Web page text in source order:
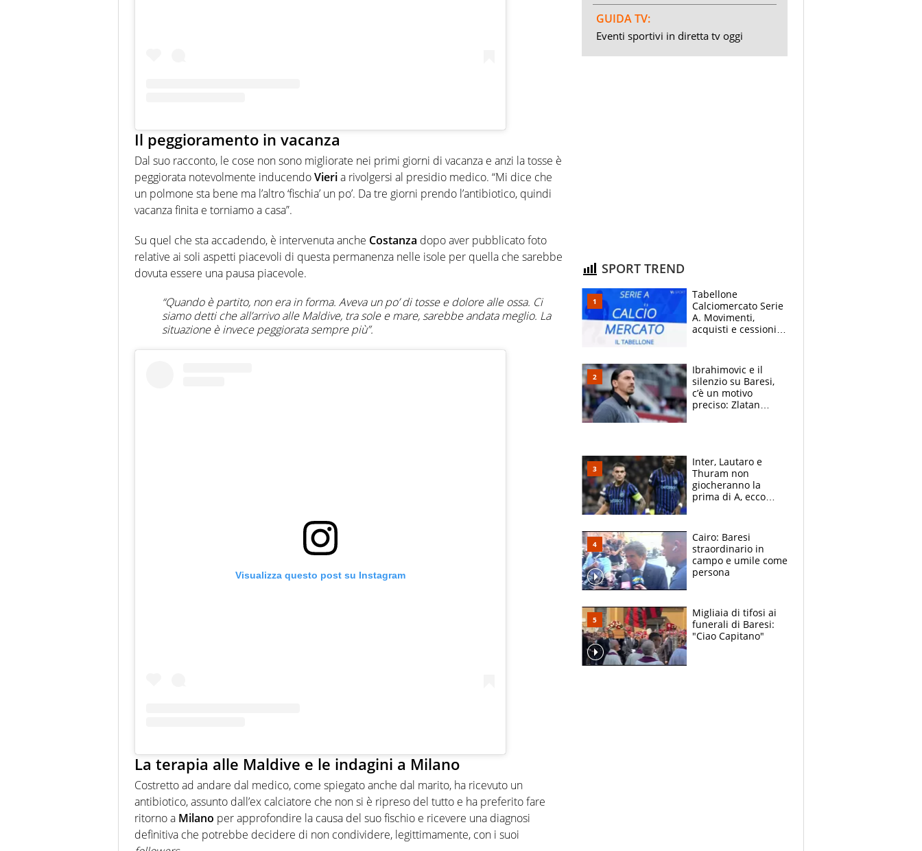
Il peggioramento in vacanza
Dal suo racconto, le cose non sono migliorate nei primi giorni di vacanza e anzi la tosse è
peggiorata notevolmente inducendoVieria rivolgersi al presidio medico. “Mi dice che
un polmone sta bene ma l’altro ‘fischia’ un po’. Da tre giorni prendo l’antibiotico, quindi
vacanza finita e torniamo a casa”.
Su quel che sta accadendo, è intervenuta anche Costanza dopo aver pubblicato foto
relative ai soli aspetti piacevoli di questa permanenza nelle isole per quella che sarebbe
dovuta essere una pausa piacevole.
“Quando è partito, non era in forma. Aveva un po’ di tosse e dolore alle ossa. Ci
siamo detti che all’arrivo alle Maldive, tra sole e mare, sarebbe andata meglio. La
situazione è invece peggiorata sempre più”.
Visualizza questo post su Instagram
La terapia alle Maldive e le indagini a Milano
Costretto ad andare dal medico, come spiegato anche dal marito, ha ricevuto un
antibiotico, assunto dall’ex calciatore che non si è ripreso del tutto e ha preferito fare
ritorno a Milano per approfondire la causa del suo fischio e ricevere una diagnosi
definitiva che potrebbe decidere di non condividere, legittimamente, con i suoi
GUIDA TV:
Eventi sportivi in diretta tv oggi
SPORT TREND
Tabellone
Calciomercato Serie
A. Movimenti,
acquisti e cessioni:
Ibrahimovic e il
silenzio su Baresi,
c’è un motivo
preciso: Zlatan
Inter, Lautaro e
Thuram non
giocheranno la
prima di A, ecco
Esposito ma la
garanzia è Stankovic
Cairo: Baresi
straordinario in
campo e umile come
persona
Migliaia di tifosi ai
funerali di Baresi:
"Ciao Capitano"